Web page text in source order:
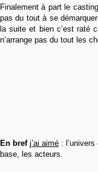
Finalement à part le
pas du tout à se
la suite et bien c’est raté
n’arrange pas du tout les
En bref j’ai aimé :
base, les acteurs.